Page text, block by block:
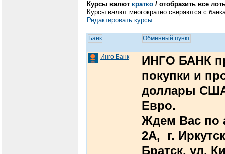
Курсы валют кратко / отобразить все
Курсы валют многократно сверяются с
Редактировать курсы
Банк Обменный пункт
Инго Банк
ИНГО БАНК
покупки и
доллары
Евро.
Ждем Вас по
2А, г.
Братск, ул.